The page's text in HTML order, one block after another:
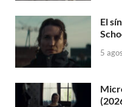
El
5